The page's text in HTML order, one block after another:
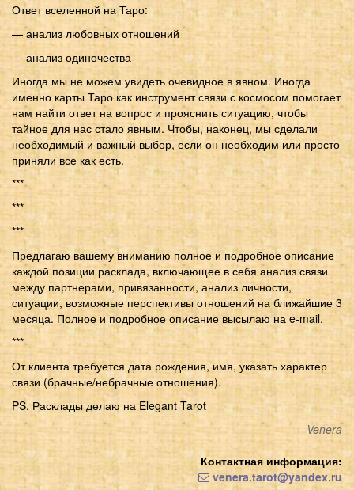
Ответ вселенной на Таро:
— анализ любовных отношений
— анализ одиночества
Иногда мы не можем увидеть очевидное в явном. Иногда
именно карты Таро как инструмент связи с космосом помогает
нам найти ответ на вопрос и прояснить ситуацию, чтобы
тайное для нас стало явным. Чтобы, наконец, мы сделали
необходимый и важный выбор, если он необходим или просто
приняли все как есть.
***
***
***
Предлагаю вашему вниманию полное и подробное описание
каждой позиции расклада, включающее в себя анализ связи
между партнерами, привязанности, анализ личности,
ситуации, возможные перспективы отношений на ближайшие 3
месяца. Полное и подробное описание высылаю на e-mail.
***
От клиента требуется дата рождения, имя, указать характер
связи (брачные/небрачные отношения).
PS. Расклады делаю на Elegant Tarot
Venera
Контактная информация:
venera.tarot@yandex.ru